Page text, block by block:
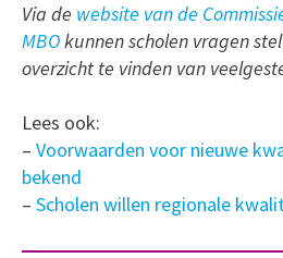
Via de website van de
MBOkunnen scholen vragen
overzicht te vinden van
Lees ook:
– Voorwaarden voor nieuwe
bekend
– Scholen willen regionale